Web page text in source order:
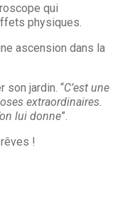
qui
physiques.
ascension dans la
son jardin. “C’est une
extraordinaires.
lui donne”.
!